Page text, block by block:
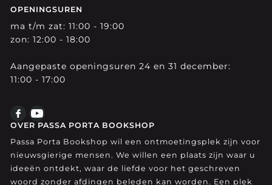
OPENINGSUREN
ma t/m zat: 11:00 - 19:00
zon: 12:00 - 18:00
Aangepaste openingsuren 24 en 31 december:
11:00 - 17:00
OVER PASSA PORTA BOOKSHOP
Passa Porta Bookshop wil een ontmoetingsplek zijn voor
nieuwsgierige mensen. We willen een plaats zijn waar u
ideeën ontdekt, waar de liefde voor het geschreven
woord zonder afdingen beleden kan worden. Een plek